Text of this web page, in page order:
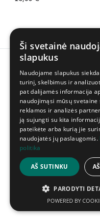
©2023 UAB „Creative
PVM kodas:
Grąžinimų politika
Ši svetainė
slapukus
Naudojame slapukus
turinį, skelbimus ir
pat dalijamės informacija
naudojimąsi mūsų svetaine
reklamos ir analizės
ją sujungti su kita
pateikėte arba kurią jie
naudojatės jų paslaugomis.
politika
AŠ SUTINKU
PARODYTI
POWERED BY